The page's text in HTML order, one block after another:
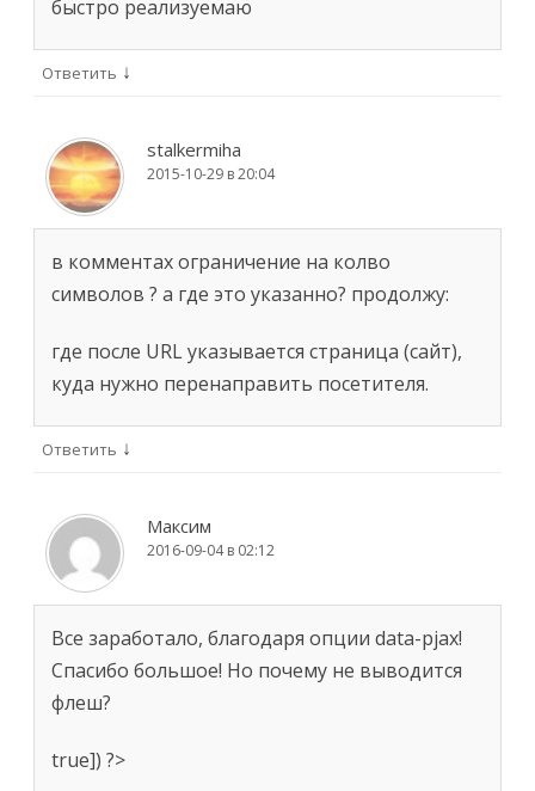
быстро реализуемаю
Ответить ↓
stalkermiha
2015-10-29 в 20:04
в комментах ограничение на колво
символов ? а где это указанно? продолжу:
где после URL указывается страница (сайт),
куда нужно перенаправить посетителя.
Ответить ↓
Максим
2016-09-04 в 02:12
Все заработало, благодаря опции data-pjax!
Спасибо большое! Но почему не выводится
флеш?
true]) ?>